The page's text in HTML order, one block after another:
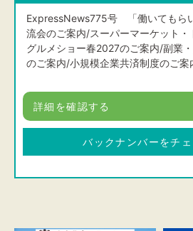
ExpressNews775号 「働いてもら
流会のご案内/スーパーマーケット・
グルメショー春2027のご案内/副業
のご案内/小規模企業共済制度のご案
詳細を確認する
バックナンバーをチ